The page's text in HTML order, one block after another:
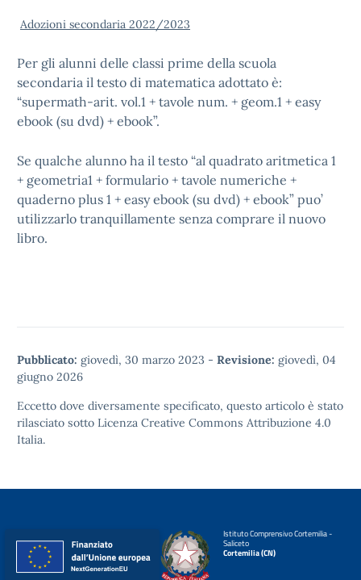
Adozioni secondaria 2022/2023
Per gli alunni delle classi prime della scuola
secondaria il testo di matematica adottato è:
“supermath-arit. vol.1 + tavole num. + geom.1 + easy
ebook (su dvd) + ebook”.
Se qualche alunno ha il testo “al quadrato aritmetica 1
+ geometria1 + formulario + tavole numeriche +
quaderno plus 1 + easy ebook (su dvd) + ebook” puo’
utilizzarlo tranquillamente senza comprare il nuovo
libro.
Pubblicato: giovedì, 30 marzo 2023 - Revisione: giovedì, 04
giugno 2026
Eccetto dove diversamente specificato, questo articolo è stato
rilasciato sotto Licenza Creative Commons Attribuzione 4.0
Italia.
Istituto Comprensivo Cortemilia -
Saliceto
Cortemilia (CN)